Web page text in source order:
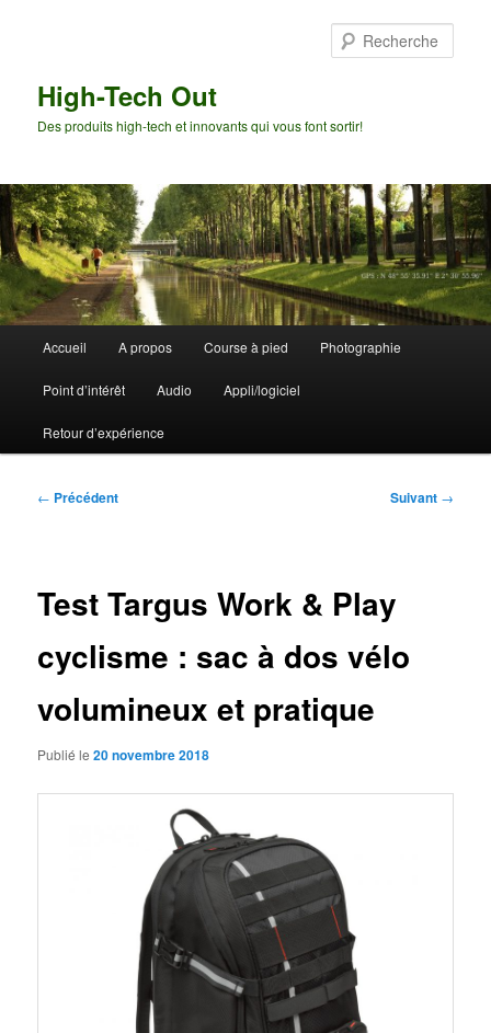
High-Tech Out
Des produits high-tech et innovants qui vous font sortir!
principal
Accueil A propos Course à pied Photographie
Point d’intérêt Audio Appli/logiciel
Retour d’expérience
Navigation
← Précédent Suivant →
Test Targus Work & Play
cyclisme : sac à dos vélo
volumineux et pratique
Publié le20 novembre 2018